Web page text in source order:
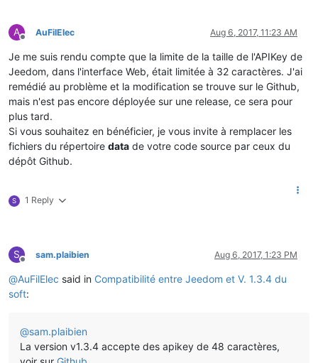
A
Offline
AuFilElec Aug 6, 2017, 11:23 AM
Je me suis rendu compte que la limite de la taille de l'APIKey de
Jeedom, dans l'interface Web, était limitée à 32 caractères. J'ai
remédié au problème et la modification se trouve sur le Github,
mais n'est pas encore déployée sur une release, ce sera pour
plus tard.
Si vous souhaitez en bénéficier, je vous invite à remplacer les
fichiers du répertoire data de votre code source par ceux du
dépôt Github.
S 1 Reply
S
Offline
sam.plaibien Aug 6, 2017, 1:23 PM
@AuFilElec said in Compatibilité entre Jeedom et V. 1.3.4 du
soft:
@sam.plaibien
La version v1.3.4 accepte des apikey de 48 caractères,